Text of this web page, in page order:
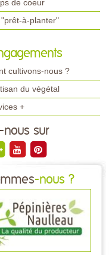
de coeur
à-planter"
cultivons-nous ?
du végétal
+
nous sur
-nous ?